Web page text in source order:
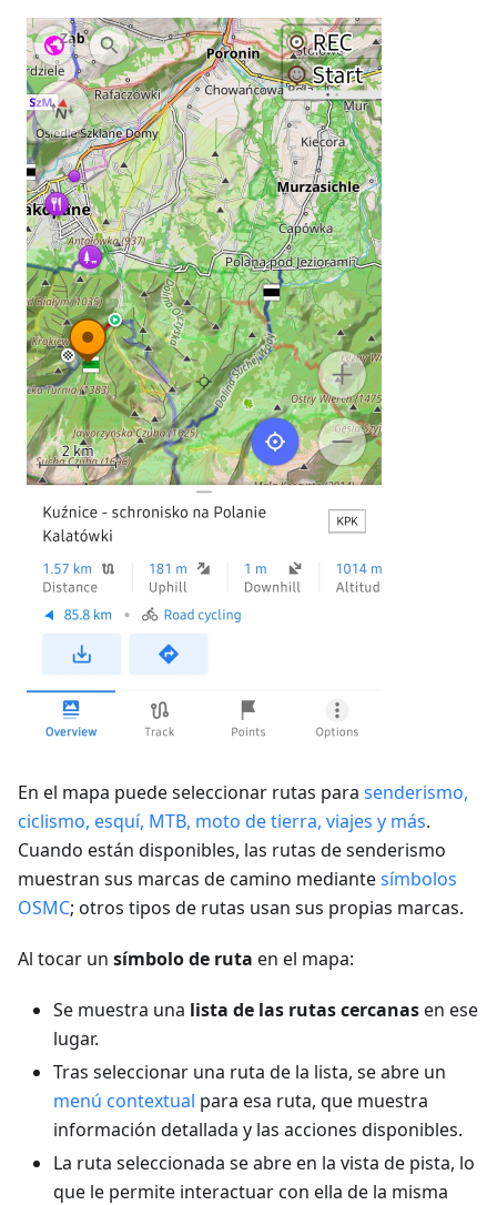
En el mapa puede seleccionar rutas para senderismo,
ciclismo, esquí, MTB, moto de tierra, viajes y más.
Cuando están disponibles, las rutas de senderismo
muestran sus marcas de camino mediantesímbolos
OSMC; otros tipos de rutas usan sus propias marcas.
Al tocar un símbolo de ruta en el mapa:
Se muestra una lista de las rutas cercanasen ese
lugar.
Tras seleccionar una ruta de la lista, se abre un
menú contextual para esa ruta, que muestra
información detallada y las acciones disponibles.
La ruta seleccionada se abre en la vista de pista, lo
que le permite interactuar con ella de la misma